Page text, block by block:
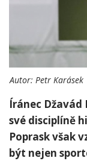
Autor: Petr Karásek
Íránec Džavád
své disciplíně
Poprask však
být nejen